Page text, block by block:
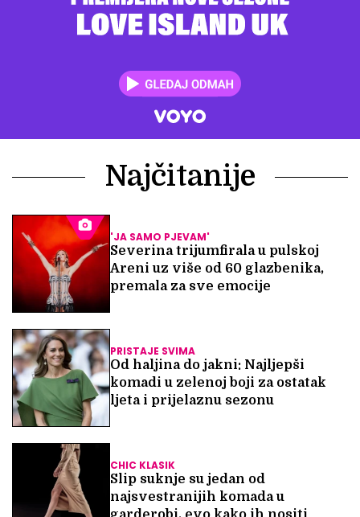
Najčitanije
'JA SAMO PJEVAM'
Severina trijumfirala u pulskoj
Areni uz više od 60 glazbenika,
premala za sve emocije
PRISTAJE SVIMA
Od haljina do jakni: Najljepši
komadi u zelenoj boji za ostatak
ljeta i prijelaznu sezonu
CHIC KLASIK
Slip suknje su jedan od
najsvestranijih komada u